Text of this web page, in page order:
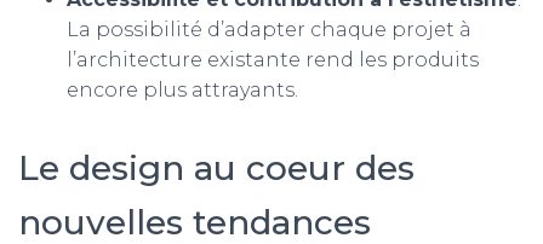
La possibilité d’adapter chaque projet à
l’architecture existante rend les produits
encore plus attrayants.
Le design au coeur des
nouvelles tendances